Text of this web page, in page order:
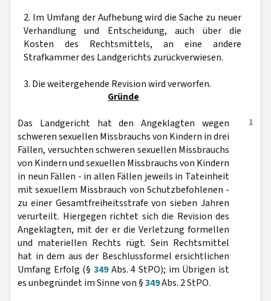
2. Im Umfang der Aufhebung wird die Sache zu neuer
Verhandlung und Entscheidung, auch über die
Kosten des Rechtsmittels, an eine andere
Strafkammer des Landgerichts zurückverwiesen.
3. Die weitergehende Revision wird verworfen.
Gründe
1
Das Landgericht hat den Angeklagten wegen
schweren sexuellen Missbrauchs von Kindern in drei
Fällen, versuchten schweren sexuellen Missbrauchs
von Kindern und sexuellen Missbrauchs von Kindern
in neun Fällen - in allen Fällen jeweils in Tateinheit
mit sexuellem Missbrauch von Schutzbefohlenen -
zu einer Gesamtfreiheitsstrafe von sieben Jahren
verurteilt. Hiergegen richtet sich die Revision des
Angeklagten, mit der er die Verletzung formellen
und materiellen Rechts rügt. Sein Rechtsmittel
hat in dem aus der Beschlussformel ersichtlichen
Umfang Erfolg (§ 349Abs. 4 StPO); im Übrigen ist
es unbegründet im Sinne von §349Abs. 2 StPO.